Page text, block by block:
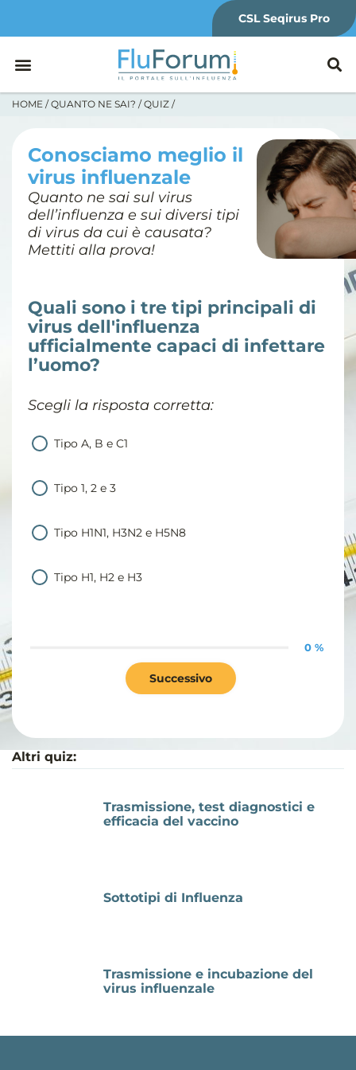
CSL Seqirus Pro
HOME /QUANTO NE SAI? /QUIZ /
Conosciamo meglio il
virus influenzale
Quanto ne sai sul virus
dell’influenza e sui diversi tipi
di virus da cui è causata?
Mettiti alla prova!
Quali sono i tre tipi principali di
virus dell'influenza
ufficialmente capaci di infettare
l’uomo?
Scegli la risposta corretta:
Tipo A, B e C1
Tipo 1, 2 e 3
Tipo H1N1, H3N2 e H5N8
Tipo H1, H2 e H3
0 %
Successivo
Altri quiz:
Trasmissione, test diagnostici e
efficacia del vaccino
Sottotipi di Influenza
Trasmissione e incubazione del
virus influenzale